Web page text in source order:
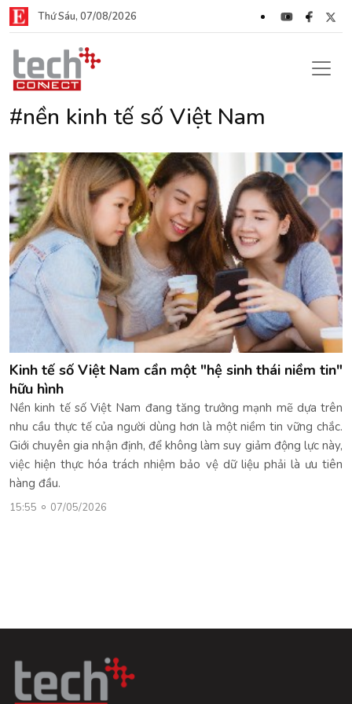
Thứ Sáu, 07/08/2026
#nền kinh tế số Việt Nam
Kinh tế số Việt Nam cần một "hệ sinh thái niềm tin"
hữu hình
Nền kinh tế số Việt Nam đang tăng trưởng mạnh mẽ dựa trên
nhu cầu thực tế của người dùng hơn là một niềm tin vững chắc.
Giới chuyên gia nhận định, để không làm suy giảm động lực này,
việc hiện thực hóa trách nhiệm bảo vệ dữ liệu phải là ưu tiên
hàng đầu.
15:55 07/05/2026